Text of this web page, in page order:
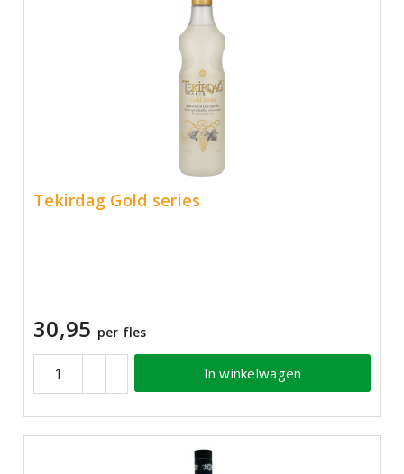
Tekirdag Gold series
30,95 per fles
In winkelwagen